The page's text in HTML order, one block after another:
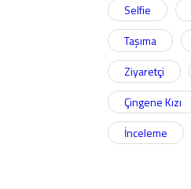
Selfie
Taşıma
Ziyaretçi
Çingene Kızı
İnceleme